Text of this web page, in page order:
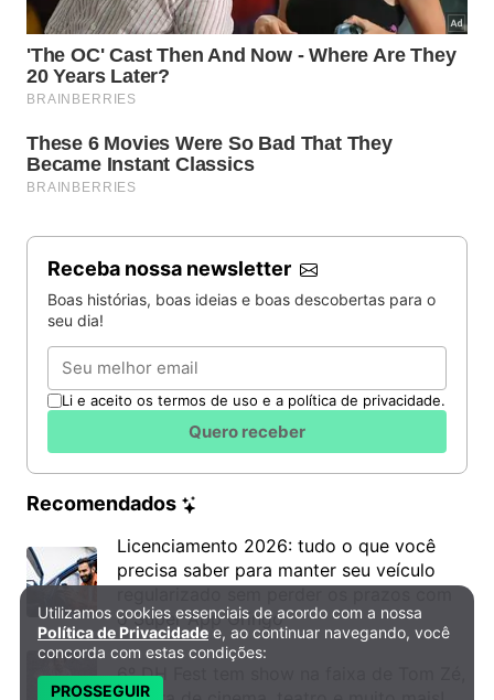
Receba nossa newsletter
Boas histórias, boas ideias e boas descobertas para o
seu dia!
Email
Li e aceito os termos de uso e a política de privacidade.
Quero receber
Recomendados
Licenciamento 2026: tudo o que você
precisa saber para manter seu veículo
o Super App Gringo
6º DH Fest tem show na faixa de Tom Zé,
Política de Privacidade e Cookies
Utilizamos cookies essenciais de acordo com a nossa
Política de Privacidade e, ao continuar navegando, você
concorda com estas condições:
PROSSEGUIR